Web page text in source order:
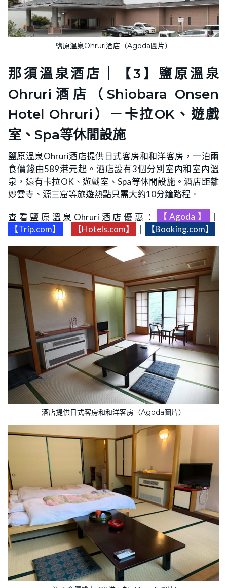
鹽原溫泉Ohruri酒店（Agoda圖片）
那須溫泉酒店｜【3】鹽原溫泉
Ohruri酒店（Shiobara Onsen
Hotel Ohruri）－卡拉OK、遊戲
室、Spa等休閒設施
鹽原溫泉Ohruri酒店提供日式客房和和洋客房，一泊兩
食價錢由589港元起。酒店設有3個分別室內和室內溫
泉，還有卡拉OK、遊戲室、Spa等休閒設施。酒店距離
妙雲寺、源三窟等旅遊熱點只需大約10分鐘路程。
查看鹽原溫泉Ohruri酒店優惠： 【Agoda】
【Trip.com】
【Hotels.com】 【Booking.com】
酒店提供日式客房和和洋客房（Agoda圖片）